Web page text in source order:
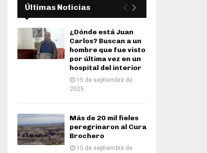
Últimas Noticias
¿Dónde está Juan
Carlos? Buscan a un
hombre que fue visto
por última vez en un
hospital del interior
15 de septiembre de
2025
Más de 20 mil fieles
peregrinaron al Cura
Brochero
15 de septiembre de